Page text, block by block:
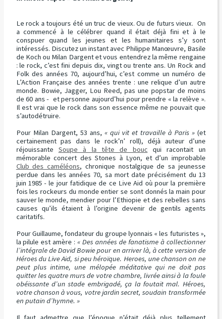
Le rock a toujours été un truc de vieux. Ou de futurs vieux. On
a commencé à le célébrer quand il était déjà fini et à le
conspuer quand les jeunes et les humanitaires s’y sont
intéressés. Discutez un instant avec Philippe Manœuvre, Basile
de Koch ou Milan Dargent et vous entendrez la même rengaine
: le rock, c’est fini depuis dix, vingt ou trente ans. Un Rock and
Folk des années 70, aujourd’hui, c’est comme un numéro de
L’Action Française des années trente : une relique d’un autre
monde. Bowie, Jagger, Lou Reed, pas une popstar de moins
de 60 ans - et personne aujourd’hui pour prendre « la relève ».
Il est vrai que le rock dans son essence même ne pouvait que
s’autodétruire.
Pour Milan Dargent, 53 ans, « qui vit et travaille à Paris »(et
certainement pas dans le rock’n’ roll), déjà auteur d’une
réjouissante Soupe à la tête de bouc qui racontait un
mémorable concert des Stones à Lyon, et d’un improbable
Club des caméléons, chronique nostalgique de sa jeunesse
perdue dans les années 70, sa mort date précisément du 13
juin 1985 - le jour fatidique de ce Live Aid où pour la première
fois les rockeurs du monde entier se sont donnés la main pour
sauver le monde, mendier pour l’Ethiopie et des rebelles sans
causes qu’ils étaient à l’origine devenir de gentils agents
caritatifs.
Pour Guillaume, fondateur du groupe lyonnais « les futuristes »,
la pilule est amère :« Des années de fanatisme à collectionner
l’intégrale de David Bowie pour en arriver là, à cette version de
Héroes du Live Aid, si peu héroïque. Heroes, une chanson on ne
peut plus intime, une mélopée méditative qui ne doit pas
quitter les quatre murs de votre chambre, livrée ainsi à la foule
obéissante d’un stade embrigadé, ça la foutait mal. Héroes,
votre chanson à vous, votre jardin secret, soudain transformée
en putain d’hymne. »